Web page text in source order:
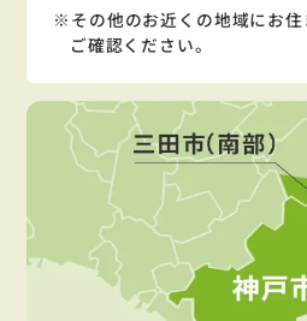
その他のお近くの地域にお
ご確認ください。